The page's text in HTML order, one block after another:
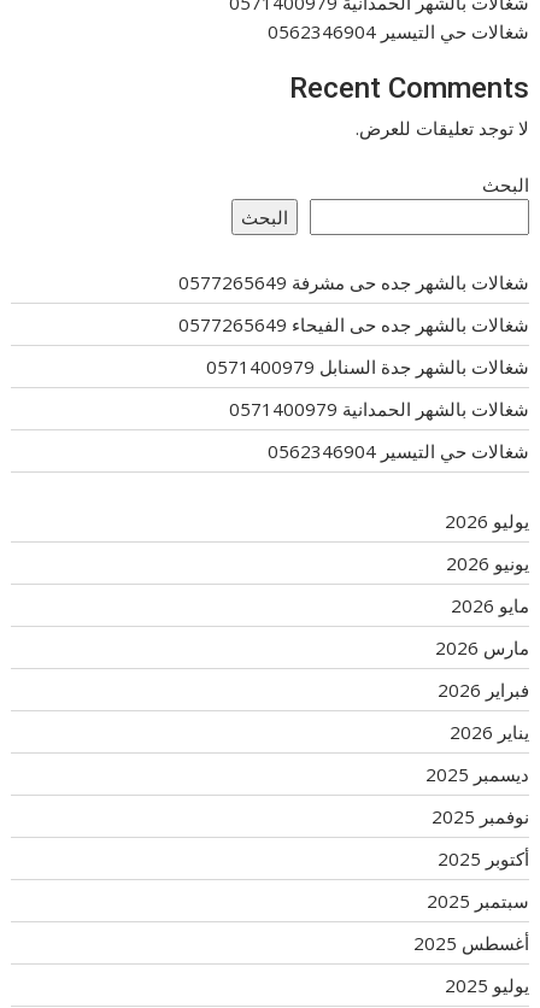
شغالات حي التيسير 0562346904
Recent Comments
لا توجد تعليقات للعرض.
البحث
البحث
شغالات بالشهر جده حى مشرفة 0577265649
شغالات بالشهر جده حى الفيحاء 0577265649
شغالات بالشهر جدة السنابل 0571400979
شغالات بالشهر الحمدانية 0571400979
شغالات حي التيسير 0562346904
يوليو 2026
يونيو 2026
مايو 2026
مارس 2026
فبراير 2026
يناير 2026
ديسمبر 2025
نوفمبر 2025
أكتوبر 2025
سبتمبر 2025
أغسطس 2025
يوليو 2025